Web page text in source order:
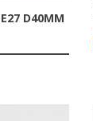
D40ММ